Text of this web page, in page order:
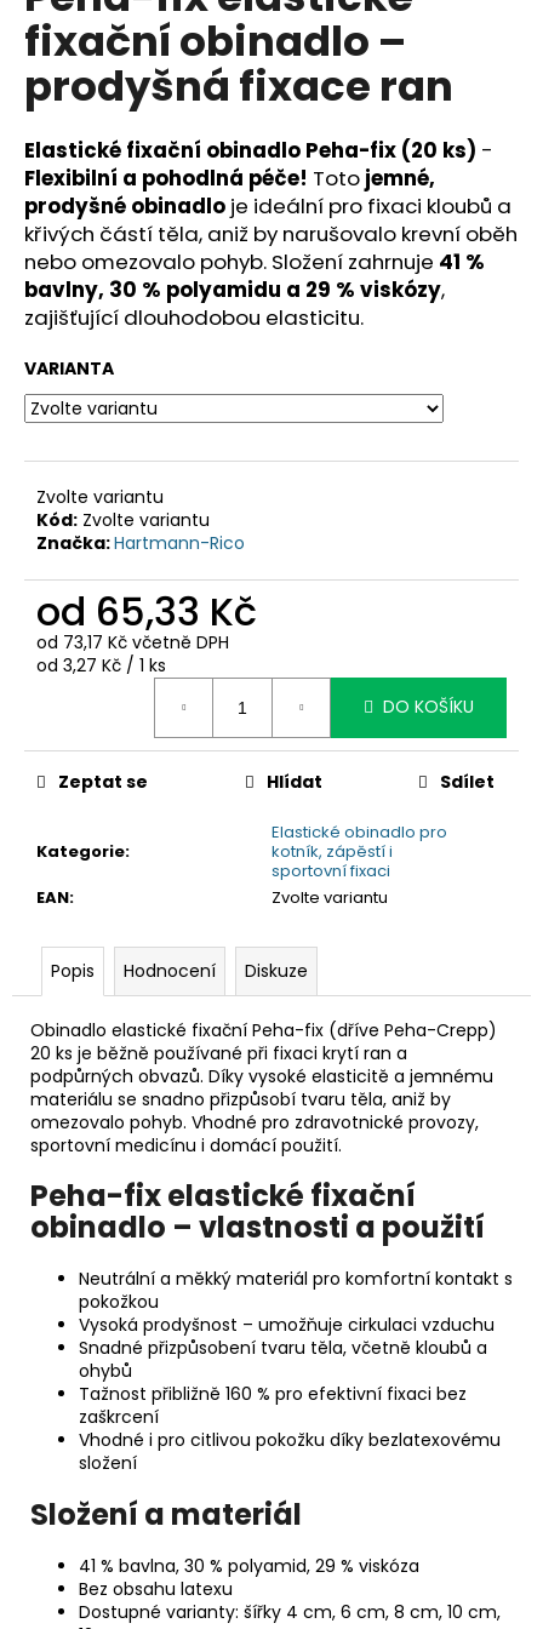
0,0
5
hvězdiček.
fixační obinadlo –
prodyšná fixace ran
Elastické fixační obinadlo Peha-fix (20 ks) -
Flexibilní a pohodlná péče! Toto jemné,
prodyšné obinadlo je ideální pro fixaci kloubů a
křivých částí těla, aniž by narušovalo krevní oběh
nebo omezovalo pohyb. Složení zahrnuje 41 %
bavlny, 30 % polyamidu a 29 % viskózy,
zajišťující dlouhodobou elasticitu.
VARIANTA
Zvolte variantu
Kód: Zvolte variantu
Značka:Hartmann-Rico
od 65,33 Kč
od 73,17 Kč včetně DPH
Měrná
od 3,27 Kč / 1 ks
DO KOŠÍKU
Kategorie:
Elastické obinadlo pro
kotník, zápěstí i
sportovní fixaci
EAN: Zvolte variantu
Zeptat se Hlídat Sdílet
Popis Hodnocení Diskuze
Obinadlo elastické fixační Peha-fix (dříve Peha-Crepp)
20 ks je běžně používané při fixaci krytí ran a
podpůrných obvazů. Díky vysoké elasticitě a jemnému
materiálu se snadno přizpůsobí tvaru těla, aniž by
omezovalo pohyb. Vhodné pro zdravotnické provozy,
sportovní medicínu i domácí použití.
Peha-fix elastické fixační
obinadlo – vlastnosti a použití
Neutrální a měkký materiál pro komfortní kontakt s
pokožkou
Vysoká prodyšnost – umožňuje cirkulaci vzduchu
Snadné přizpůsobení tvaru těla, včetně kloubů a
ohybů
Tažnost přibližně 160 % pro efektivní fixaci bez
zaškrcení
Vhodné i pro citlivou pokožku díky bezlatexovému
složení
Složení a materiál
41 % bavlna, 30 % polyamid, 29 % viskóza
Bez obsahu latexu
Dostupné varianty: šířky 4 cm, 6 cm, 8 cm, 10 cm,
a
j
t
?
HLEDAT
D
o
o
u
č
u
e
m
e